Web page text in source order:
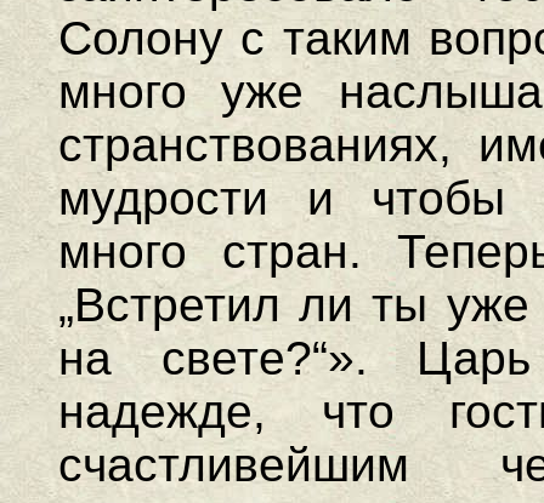
Солону с таким
много уже
странствованиях,
мудрости и чтобы
много стран.
„Встретил ли ты уже
на свете?“».
надежде, что
счастливейшим